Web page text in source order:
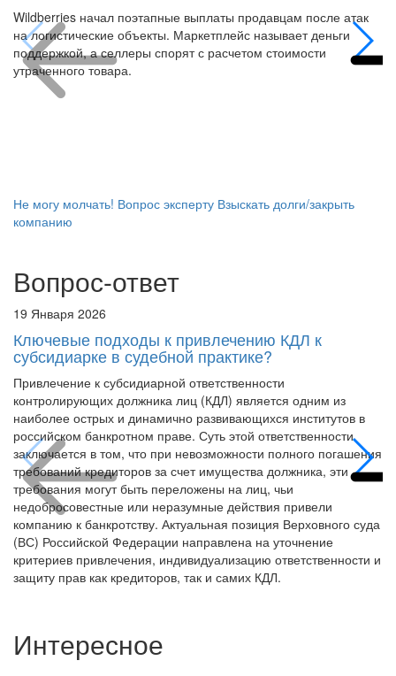
на логистические объекты. Маркетплейс называет деньги
поддержкой, а селлеры спорят с расчетом стоимости
утраченного товара.
компанию
Вопрос-ответ
19 Января 2026
Ключевые подходы к привлечению КДЛ к
субсидиарке в судебной практике?
Привлечение к субсидиарной ответственности
контролирующих должника лиц (КДЛ) является одним из
наиболее острых и динамично развивающихся институтов в
российском банкротном праве. Суть этой ответственности
заключается в том, что при невозможности полного погашения
требований кредиторов за счет имущества должника, эти
требования могут быть переложены на лиц, чьи
недобросовестные или неразумные действия привели
компанию к банкротству. Актуальная позиция Верховного суда
(ВС) Российской Федерации направлена на уточнение
критериев привлечения, индивидуализацию ответственности и
защиту прав как кредиторов, так и самих КДЛ.
Интересное